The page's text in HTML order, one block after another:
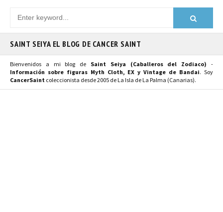
SAINT SEIYA EL BLOG DE CANCER SAINT
Bienvenidos a mi blog de Saint Seiya (Caballeros del Zodiaco) -
Información sobre figuras Myth Cloth, EX y Vintage de Bandai. Soy
CancerSaint coleccionista desde 2005 de La Isla de La Palma (Canarias).